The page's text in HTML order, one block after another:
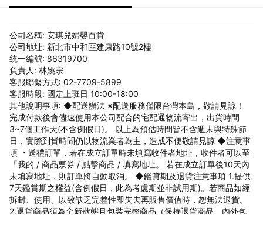
公司名稱: 安琪兒婦嬰百貨
公司地址: 新北市中和區建康路10號2樓
統一編號: 86319700
負責人: 林姚宗
客服聯繫方式: 02-7709-5899
客服時段: 國定上班日 10:00-18:00
其他說明事項: ◆配送辦法 ※配送服務僅限台灣本島，敬請見諒！
完成付款後會儘速使用本公司配合的宅配通物流寄出，出貨時間
3~7個工作天(不含例假日)。 以上為預估時間皆不含週末與特殊節
日，實際到貨時間仍以物流業者為主，造成不便敬請見諒 ◆注意事
項 ・送禮訂單，若在成立訂單時未填寫收件者地址，收件者可以至
「我的 / 商品票券 / 點擊商品 / 填寫地址。 若在成立訂單後10天內
未填寫地址，則訂單將自動取消。 ◆鑑賞期及退貨注意事項 1.提供
7天鑑賞期之權益(含例假日，此為考慮期並非試用期)。若商品如經
拆封、使用、以致缺乏完整性即失去再販售價值時，恕無法退貨。
2.退貨商品須為全新狀態且包裝完整商品（保持退貨商品、內外包